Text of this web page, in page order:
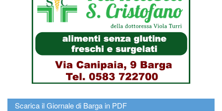
Scarica il Giornale di Barga in PDF